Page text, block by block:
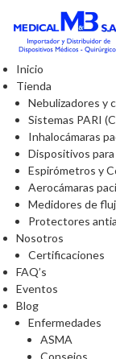
Inicio
Tienda
Nebulizadores y
Sistemas PARI
Inhalocámaras
Dispositivos
Espirómetros y
Aerocámaras
Medidores de
Protectores
Nosotros
Certificaciones
FAQ’s
Eventos
Blog
Enfermedades
ASMA
Consejos